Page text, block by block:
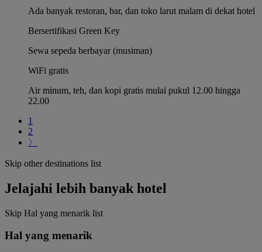
Ada banyak restoran, bar, dan toko larut malam di dekat hotel
Bersertifikasi Green Key
Sewa sepeda berbayar (musiman)
WiFi gratis
Air minum, teh, dan kopi gratis mulai pukul 12.00 hingga
22.00
1
2
〉
Skip other destinations list
Jelajahi lebih banyak hotel
Skip Hal yang menarik list
Hal yang menarik